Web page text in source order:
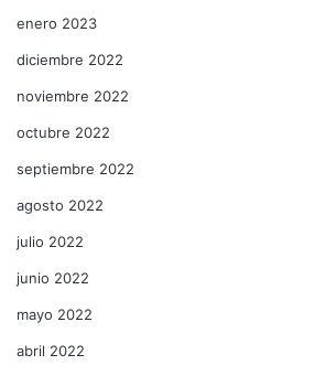
enero 2023
diciembre 2022
noviembre 2022
octubre 2022
septiembre 2022
agosto 2022
julio 2022
junio 2022
mayo 2022
abril 2022